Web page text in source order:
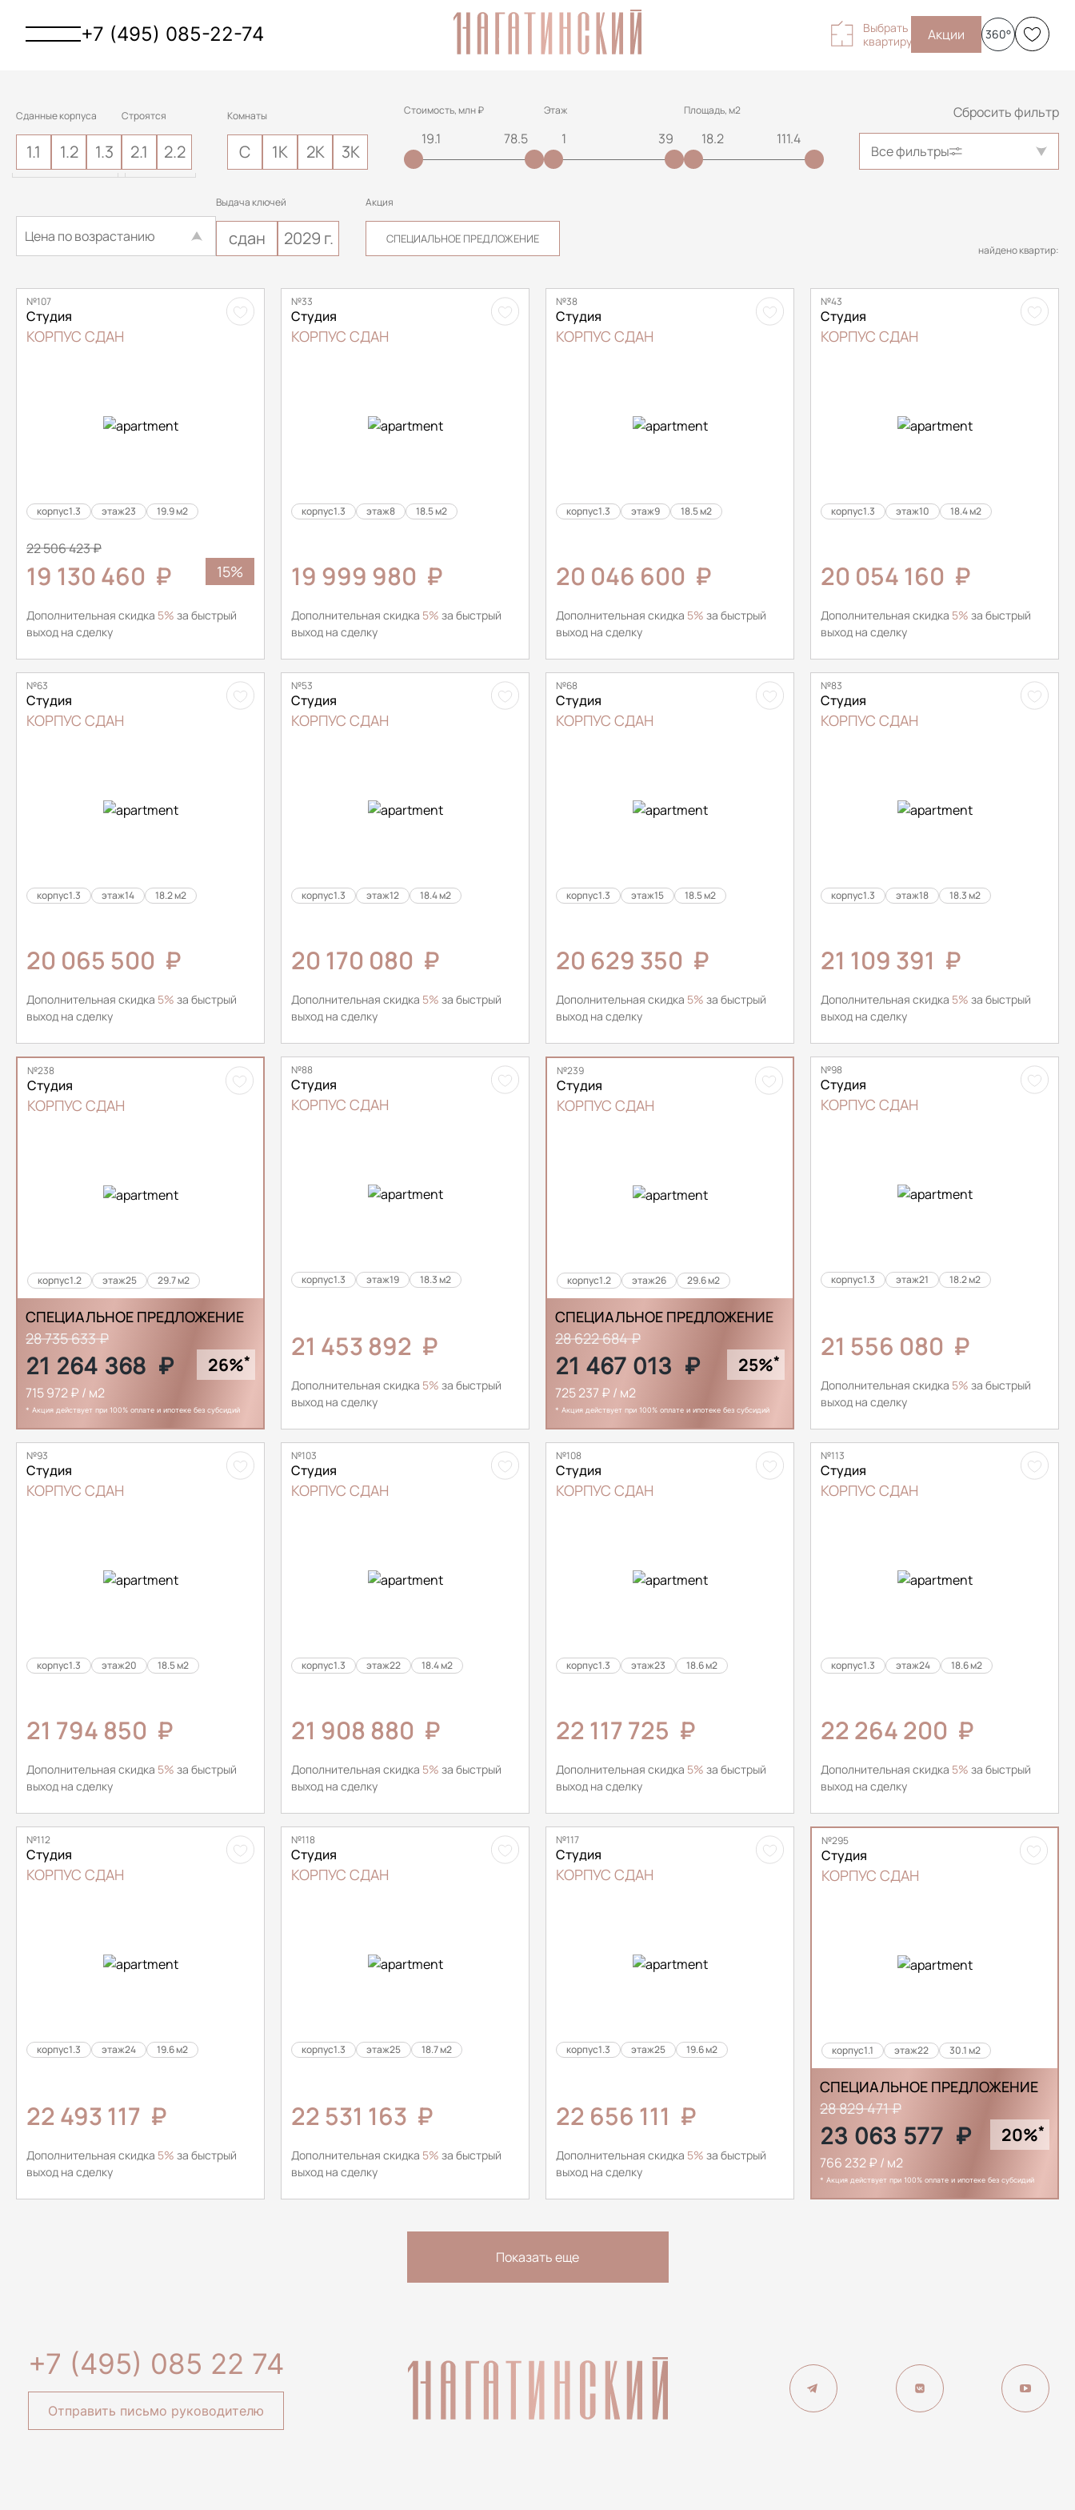
+7 (495) 085-22-74
Выбрать
квартиру
Акции 360°
Сданные корпуса
1.1 1.2 1.3
Строятся
2.1 2.2
Комнаты
С 1К 2К 3К
Стоимость, млн ₽ Этаж Площадь, м2 Сбросить фильтр
Все фильтры
Цена по возрастанию
Выдача ключей
сдан 2029 г.
Акция
СПЕЦИАЛЬНОЕ ПРЕДЛОЖЕНИЕ
найдено квартир:
№107
Студия
КОРПУС СДАН
корпус1.3 этаж23 19.9 м2
22 506 423 ₽
19 130 460 ₽ 15%
Дополнительная скидка 5% за быстрый
выход на сделку
№33
Студия
КОРПУС СДАН
корпус1.3 этаж8 18.5 м2
19 999 980 ₽
Дополнительная скидка 5% за быстрый
выход на сделку
№38
Студия
КОРПУС СДАН
корпус1.3 этаж9 18.5 м2
20 046 600 ₽
Дополнительная скидка 5% за быстрый
выход на сделку
№43
Студия
КОРПУС СДАН
корпус1.3 этаж10 18.4 м2
20 054 160 ₽
Дополнительная скидка 5% за быстрый
выход на сделку
№63
Студия
КОРПУС СДАН
корпус1.3 этаж14 18.2 м2
20 065 500 ₽
Дополнительная скидка 5% за быстрый
выход на сделку
№53
Студия
КОРПУС СДАН
корпус1.3 этаж12 18.4 м2
20 170 080 ₽
Дополнительная скидка 5% за быстрый
выход на сделку
№68
Студия
КОРПУС СДАН
корпус1.3 этаж15 18.5 м2
20 629 350 ₽
Дополнительная скидка 5% за быстрый
выход на сделку
№83
Студия
КОРПУС СДАН
корпус1.3 этаж18 18.3 м2
21 109 391 ₽
Дополнительная скидка 5% за быстрый
выход на сделку
№238
Студия
КОРПУС СДАН
корпус1.2 этаж25 29.7 м2
СПЕЦИАЛЬНОЕ ПРЕДЛОЖЕНИЕ
28 735 633 ₽
21 264 368 ₽ 26%*
715 972 ₽ / м2
* Акция действует при 100% оплате и ипотеке без субсидий
№88
Студия
КОРПУС СДАН
корпус1.3 этаж19 18.3 м2
21 453 892 ₽
Дополнительная скидка 5% за быстрый
выход на сделку
№239
Студия
КОРПУС СДАН
корпус1.2 этаж26 29.6 м2
СПЕЦИАЛЬНОЕ ПРЕДЛОЖЕНИЕ
28 622 684 ₽
21 467 013 ₽ 25%*
725 237 ₽ / м2
* Акция действует при 100% оплате и ипотеке без субсидий
№98
Студия
КОРПУС СДАН
корпус1.3 этаж21 18.2 м2
21 556 080 ₽
Дополнительная скидка 5% за быстрый
выход на сделку
№93
Студия
КОРПУС СДАН
корпус1.3 этаж20 18.5 м2
21 794 850 ₽
Дополнительная скидка 5% за быстрый
выход на сделку
№103
Студия
КОРПУС СДАН
корпус1.3 этаж22 18.4 м2
21 908 880 ₽
Дополнительная скидка 5% за быстрый
выход на сделку
№108
Студия
КОРПУС СДАН
корпус1.3 этаж23 18.6 м2
22 117 725 ₽
Дополнительная скидка 5% за быстрый
выход на сделку
№113
Студия
КОРПУС СДАН
корпус1.3 этаж24 18.6 м2
22 264 200 ₽
Дополнительная скидка 5% за быстрый
выход на сделку
№112
Студия
КОРПУС СДАН
корпус1.3 этаж24 19.6 м2
22 493 117 ₽
Дополнительная скидка 5% за быстрый
выход на сделку
№118
Студия
КОРПУС СДАН
корпус1.3 этаж25 18.7 м2
22 531 163 ₽
Дополнительная скидка 5% за быстрый
выход на сделку
№117
Студия
КОРПУС СДАН
корпус1.3 этаж25 19.6 м2
22 656 111 ₽
Дополнительная скидка 5% за быстрый
выход на сделку
№295
Студия
КОРПУС СДАН
корпус1.1 этаж22 30.1 м2
СПЕЦИАЛЬНОЕ ПРЕДЛОЖЕНИЕ
28 829 471 ₽
23 063 577 ₽ 20%*
766 232 ₽ / м2
* Акция действует при 100% оплате и ипотеке без субсидий
Показать еще
+7 (495) 085 22 74
Отправить письмо руководителю